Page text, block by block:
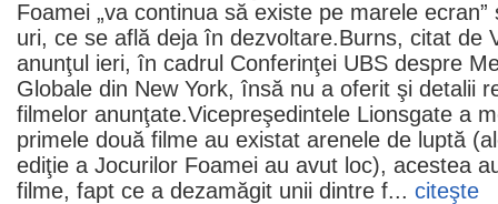
Foamei „va continua să existe pe marele
uri, ce se află deja în dezvoltare.Burns, citat de
anunţul ieri, în cadrul Conferinţei UBS despre
Globale din New York, însă nu a oferit şi detalii
filmelor anunţate.Vicepreşedintele Lionsgate a
primele două filme au existat arenele de luptă
ediţie a Jocurilor Foamei au avut loc), acestea
filme, fapt ce a dezamăgit unii dintre f... citeşte